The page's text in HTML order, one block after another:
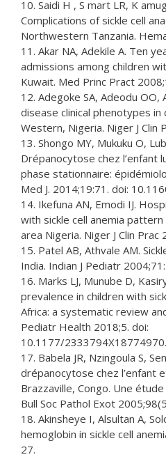
10. Saidi H , S mart LR, K
Complications of sickle cell
Northwestern Tanzania.
11. Akar NA, Adekile A. Ten
admissions among children
Kuwait. Med Princ Pract
12. Adegoke SA, Adeodu OO,
disease clinical phenotypes in
Western, Nigeria. Niger J Clin
13. Shongo MY, Mukuku O,
Drépanocytose chez l’enfant
phase stationnaire:
Med J. 2014;19:71. doi:
14. Ikefuna AN, Emodi IJ.
with sickle cell anemia
area Nigeria. Niger J Clin Prac
15. Patel AB, Athvale AM.
India. Indian J Pediatr
16. Marks LJ, Munube D,
prevalence in children with
Africa: a systematic review
Pediatr Health 2018;5. doi:
10.1177/2333794X18774970.
17. Babela JR, Nzingoula S,
drépanocytose chez l’enfant
Brazzaville, Congo. Une
Bull Soc Pathol Exot
18. Akinsheye I, Alsultan A,
hemoglobin in sickle cell
27.